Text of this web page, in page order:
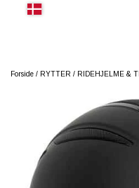
Forside RYTTER RIDEHJELME &